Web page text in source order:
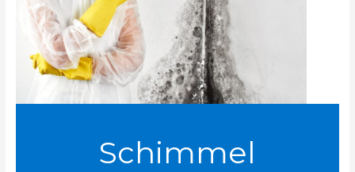
Schimmel